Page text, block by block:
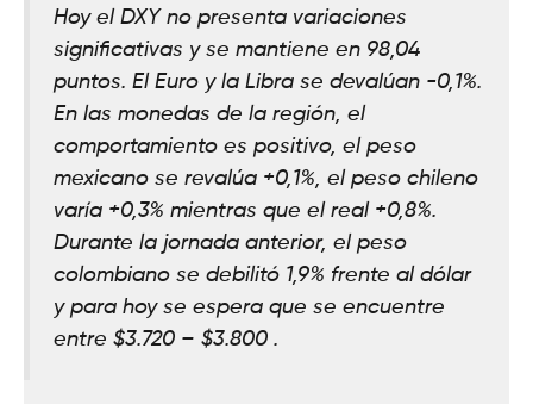
Hoy el DXY no presenta variaciones
significativas y se mantiene en 98,04
puntos. El Euro y la Libra se devalúan -0,1%.
En las monedas de la región, el
comportamiento es positivo, el peso
mexicano se revalúa +0,1%, el peso chileno
varía +0,3% mientras que el real +0,8%.
Durante la jornada anterior, el peso
colombiano se debilitó 1,9% frente al dólar
y para hoy se espera que se encuentre
entre $3.720 – $3.800 .